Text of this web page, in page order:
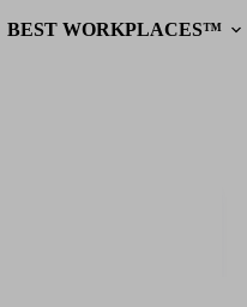
BEST WORKPLACES™